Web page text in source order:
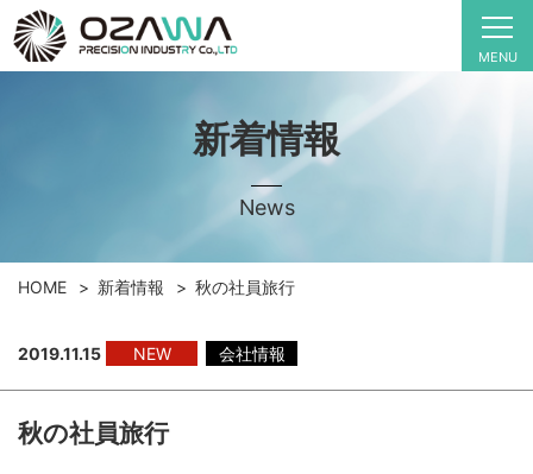
MENU
新着情報
News
HOME 新着情報 秋の社員旅行
2019.11.15 NEW 会社情報
秋の社員旅行